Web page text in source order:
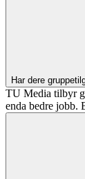
Har dere
TU Media tilbyr
enda bedre jobb.